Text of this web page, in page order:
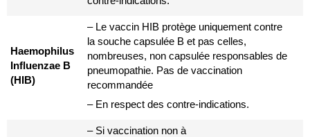
Haemophilus
Influenzae B
(HIB)
– Le vaccin HIB protège uniquement contre
la souche capsulée B et pas celles,
nombreuses, non capsulée responsables de
pneumopathie. Pas de vaccination
recommandée
– En respect des contre-indications.
– Si vaccination non à